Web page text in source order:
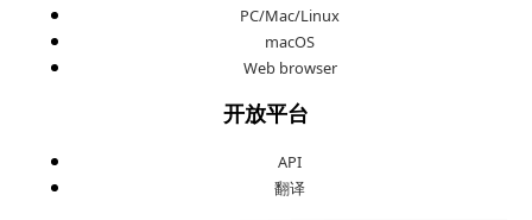
PC/Mac/Linux
macOS
Web browser
开放平台
API
翻译